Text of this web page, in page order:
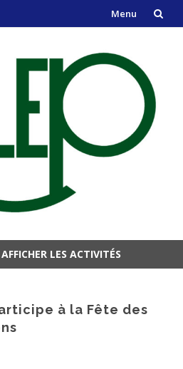
Menu
LES ACTIVITÉS
à la Fête des